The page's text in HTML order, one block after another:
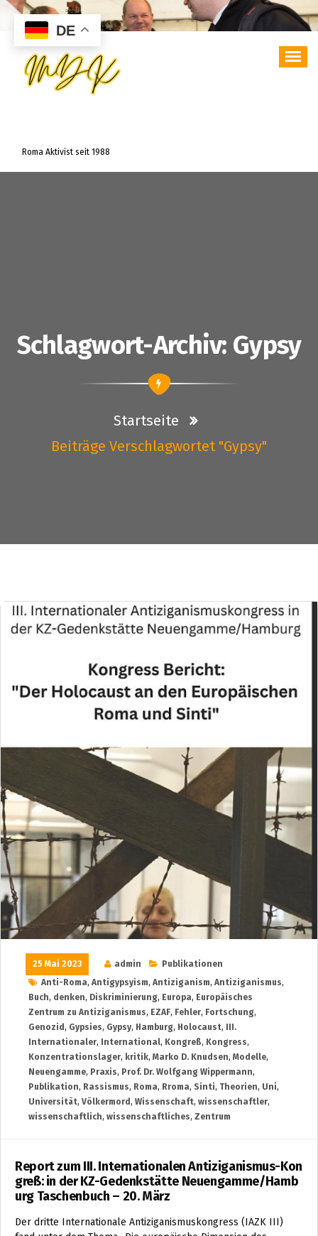
Zum
Inhalt
springen
Roma Aktivist seit 1988
Schlagwort-Archiv: Gypsy
Startseite
Beiträge Verschlagwortet "Gypsy"
25 Mai 2023 admin
Publikationen
Anti-Roma, Antigypsyism, Antiziganism, Antiziganismus,
Buch, denken, Diskriminierung, Europa, Europäisches
Zentrum zu Antiziganismus, EZAF, Fehler, Fortschung,
Genozid , Gypsies, Gypsy, Hamburg, Holocaust,
III.
Internationaler, International, Kongreß, Kongress,
Konzentrationslager, kritik, Marko D. Knudsen, Modelle,
Neuengamme, Praxis, Prof. Dr. Wolfgang Wippermann,
Publikation, Rassismus, Roma, Rroma, Sinti, Theorien, Uni,
Universität, Völkermord , Wissenschaft, wissenschaftler,
wissenschaftlich, wissenschaftliches, Zentrum
Report zum III. Internationalen Antiziganismus-Kon
greß: in der KZ-Gedenkstätte Neuengamme/Hamb
urg Taschenbuch – 20. März
Der dritte Internationale Antiziganismuskongress (IAZK III)
DE